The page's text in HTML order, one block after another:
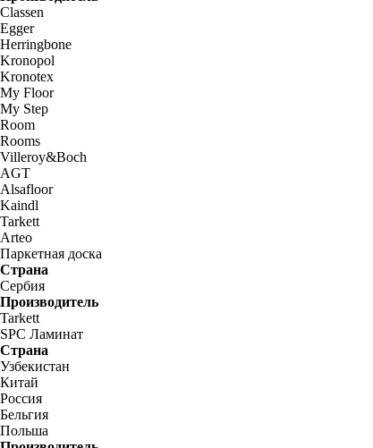
Classen
Egger
Herringbone
Kronopol
Kronotex
My Floor
My Step
Room
Rooms
Villeroy&Boch
AGT
Alsafloor
Kaindl
Tarkett
Arteo
Паркетная доска
Страна
Сербия
Производитель
Tarkett
SPC Ламинат
Страна
Узбекистан
Китай
Россия
Бельгия
Польша